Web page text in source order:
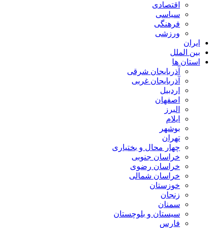
اقتصادی
سیاسی
فرهنگی
ورزشی
ایران
بین الملل
استان ها
آذربایجان شرقی
آذربایجان غربی
اردبیل
اصفهان
البرز
ایلام
بوشهر
تهران
چهار محال و بختیاری
خراسان جنوبی
خراسان رضوی
خراسان شمالی
خوزستان
زنجان
سمنان
سیستان و بلوچستان
فارس